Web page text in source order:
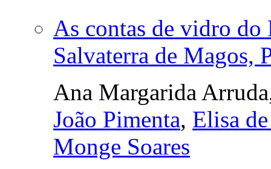
As contas de vidro
Salvaterra de Magos,
Ana Margarida
João Pimenta, Elisa
Monge Soares